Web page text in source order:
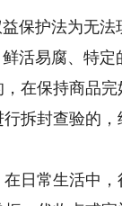
护法为无法
活易腐、特
在保持商品
拆封查验的
日常生活中，